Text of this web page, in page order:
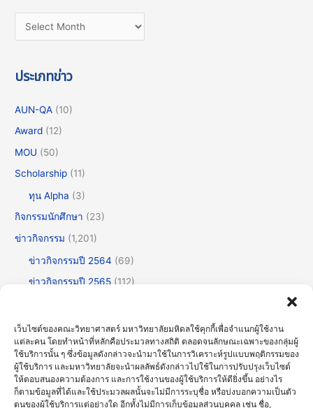
เว็บไซต์ของคณะวิทยาศาสตร์ มหาวิทยาลัยมหิดลใช้คุกกี้เพื่อจำแนกผู้ใช้งาน
แต่ละคน โดยทำหน้าที่หลักคือประมวลทางสถิติ ตลอดจนลักษณะเฉพาะของกลุ่มผู้
ใช้บริการนั้น ๆ ซึ่งข้อมูลดังกล่าวจะนำมาใช้ในการวิเคราะห์รูปแบบพฤติกรรมของ
ผู้ใช้บริการ และมหาวิทยาลัยจะนำผลลัพธ์ดังกล่าวไปใช้ในการปรับปรุงเว็บไซต์
ให้ตอบสนองความต้องการ และการใช้งานของผู้ใช้บริการให้ดียิ่งขึ้น อย่างไร
ก็ตามข้อมูลที่ได้และใช้ประมวลผลนั้นจะไม่มีการระบุชื่อ หรือบ่งบอกความเป็นตัว
ตนของผู้ใช้บริการแต่อย่างใด อีกทั้งไม่มีการเก็บข้อมูลส่วนบุคคล เช่น ชื่อ,
ประเภทข่าว
AUN-QA (10)
Award (12)
MOU (50)
Scholarship (11)
ทุน Alpha (3)
กิจกรรมนักศึกษา (23)
ข่าวกิจกรรม (1,201)
ข่าวกิจกรรมปี 2564 (69)
ข่าวกิจกรรมปี 2565 (112)
ข่าวกิจกรรมปี 2567 (252)
ข่าวกิจกรรมปี 2568(355)
ข่าวกิจกรรมปี 2569(191)
ข่าวทั่วไป(716)